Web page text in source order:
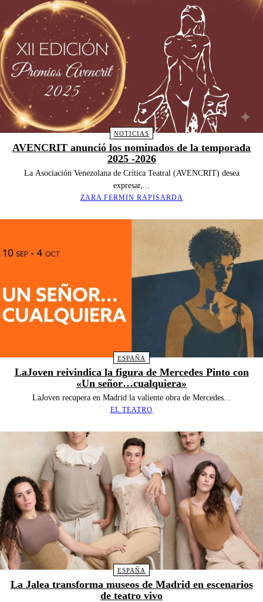
NOTICIAS
AVENCRIT anunció los nominados de la temporada
2025 -2026
La Asociación Venezolana de Crítica Teatral (AVENCRIT) desea
expresar,...
ZARA FERMIN RAPISARDA
ESPAÑA
LaJoven reivindica la figura de Mercedes Pinto con
«Un señor…cualquiera»
LaJoven recupera en Madrid la valiente obra de Mercedes...
EL TEATRO
ESPAÑA
La Jalea transforma museos de Madrid en escenarios
de teatro vivo